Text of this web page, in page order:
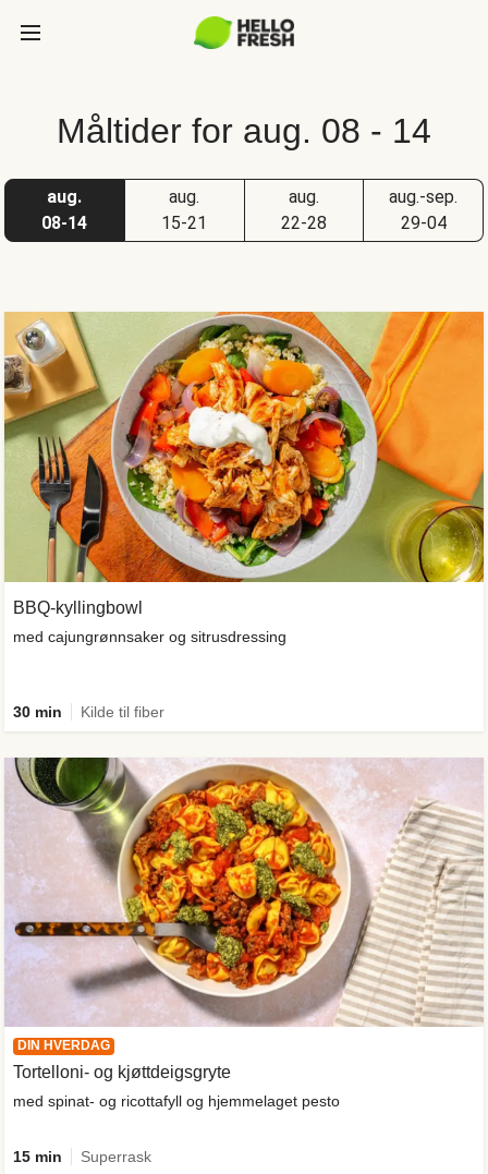
Måltider for aug. 08 - 14
aug.
08-14
aug.
15-21
aug.
22-28
aug.-sep.
29-04
DIN HVERDAG
Tortelloni- og kjøttdeigsgryte
med spinat- og ricottafyll og hjemmelaget pesto
15 min Superrask
BBQ-kyllingbowl
med cajungrønnsaker og sitrusdressing
30 min Kilde til fiber